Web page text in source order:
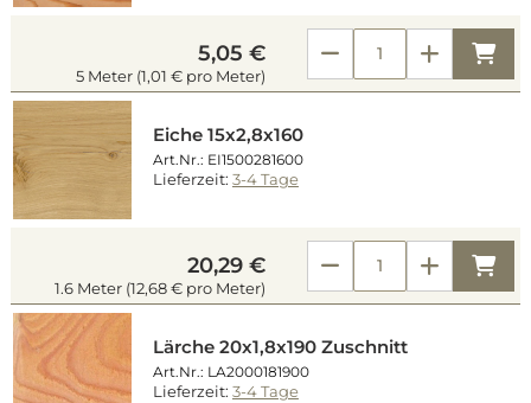
5,05 €
5 Meter (1,01 € pro Meter)
Eiche 15x2,8x160
Art.Nr.: EI1500281600
Lieferzeit: 3-4 Tage
20,29 €
1.6 Meter (12,68 € pro Meter)
Lärche 20x1,8x190 Zuschnitt
Art.Nr.: LA2000181900
Lieferzeit: 3-4 Tage